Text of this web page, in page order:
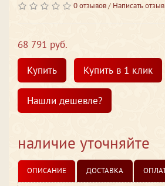
0 отзывов/ Написать отзыв
68 791 руб.
Купить
Купить в 1 клик
Нашли дешевле?
наличие уточняйте
ОПИСАНИЕ ДОСТАВКА